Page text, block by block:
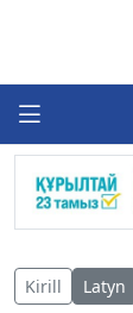
Kirill Latyn